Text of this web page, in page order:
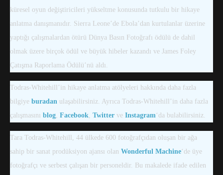
küresel oyun değiştiricileri yükseltme konusunda tutkulu bir hikaye
anlatma danışmanıdır. Sierra Leone’de Ebola’dan kurtulanlar üzerine
yaptığı çalışmalardan ötürü Dünya Basın Fotoğrafı ödülü de dahil
olmak üzere birçok ödül ve büyük hibeler kazandı ve James Foley
Çatışma Raporlama Ödülü’nü aldı.
Todras-Whitehill’in hikaye anlatma atölyeleri hakkında daha fazla
bilgiye buradan ulaşabilirsiniz. Ayrıca Todras-Whitehill’in daha fazla
çalışmasını blog, Facebook, Twitter ve Instagram‘da bulabilirsiniz.
Tara Todras-Whitehill, 44 ülkede 600 fotoğrafçıdan oluşan bir ağa
sahip bir sanat prodüksiyon ajansı olan Wonderful Machine‘de üye
fotoğrafçı ve serbest çalışan bir personeldir. Bu makalede ifade edilen